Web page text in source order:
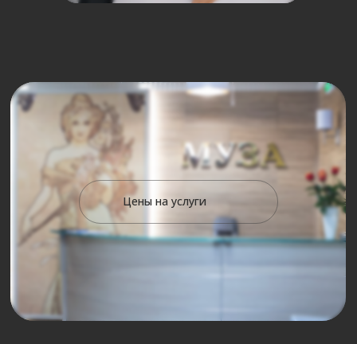
Цены на услуги